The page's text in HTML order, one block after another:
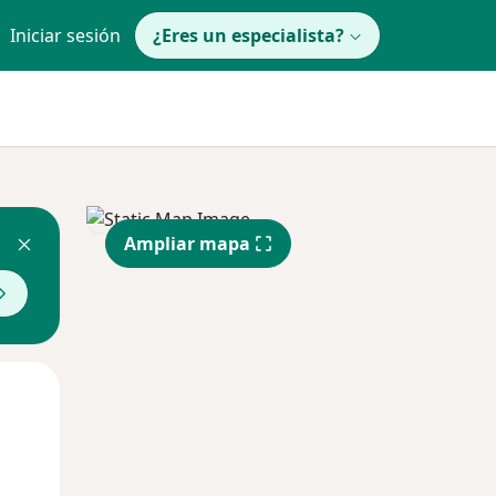
Iniciar sesión ¿Eres un especialista?
Ampliar mapa